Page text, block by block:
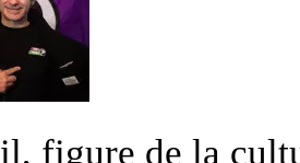
figure de la